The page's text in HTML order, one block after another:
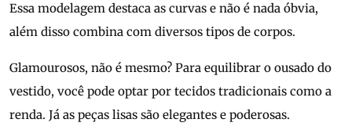
Essa modelagem destaca as curvas e não é nada óbvia,
além disso combina com diversos tipos de corpos.
Glamourosos, não é mesmo? Para equilibrar o ousado do
vestido, você pode optar por tecidos tradicionais como a
renda. Já as peças lisas são elegantes e poderosas.